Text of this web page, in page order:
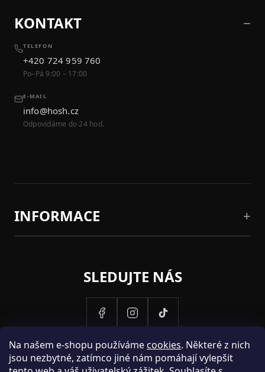
Na našem e-shopu používáme cookies. Některé z nich
jsou nezbytné, zatímco jiné nám pomáhají vylepšit
KONTAKT
TELEFON
+420 724 959 760
Po–Pá 9:00 – 17:00
E-MAIL
info@hosh.cz
Odpovídáme do 24 hod.
INFORMACE
SLEDUJTE NÁS